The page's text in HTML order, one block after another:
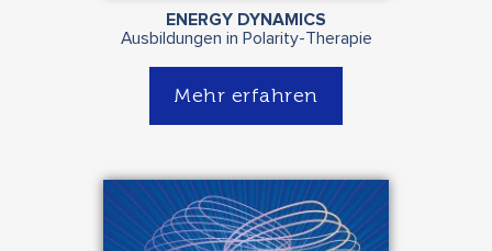
ENERGY DYNAMICS
Ausbildungen in Polarity-Therapie
Mehr erfahren